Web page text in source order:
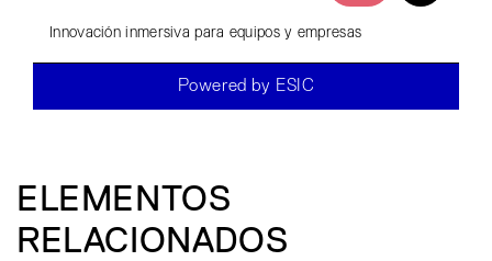
Innovación inmersiva para equipos y empresas
Powered by ESIC
ELEMENTOS
RELACIONADOS